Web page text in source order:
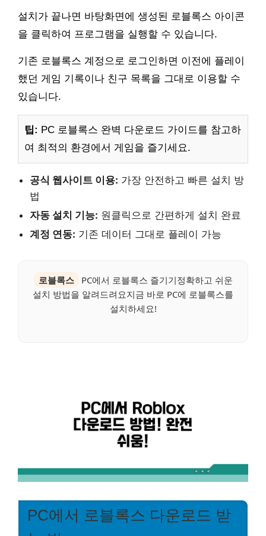
설치가 끝나면 바탕화면에 생성된 로블록스 아이콘
을 클릭하여 프로그램을 실행할 수 있습니다.
기존 로블록스 계정으로 로그인하면 이전에 플레이
했던 게임 기록이나 친구 목록을 그대로 이용할 수
있습니다.
팁: PC 로블록스 완벽 다운로드 가이드를 참고하
여 최적의 환경에서 게임을 즐기세요.
공식 웹사이트 이용: 가장 안전하고 빠른 설치 방
법
자동 설치 기능: 원클릭으로 간편하게 설치 완료
계정 연동: 기존 데이터 그대로 플레이 가능
로블록스
PC에서 로블록스 즐기기정확하고 쉬운
설치 방법을 알려드려요지금 바로 PC에 로블록스를
설치하세요!
PC에서 로블록스 다운로드 받